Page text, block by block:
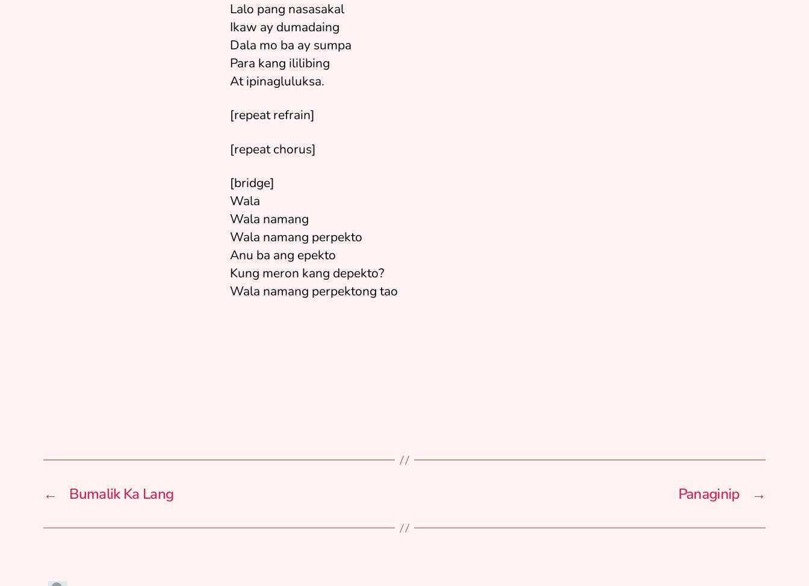
Lalo pang nasasakal
Ikaw ay dumadaing
Dala mo ba ay sumpa
Para kang ililibing
At ipinagluluksa.
[repeat refrain]
[repeat chorus]
[bridge]
Wala
Wala namang
Wala namang perpekto
Anu ba ang epekto
Kung meron kang depekto?
Wala namang perpektong tao
← Bumalik Ka Lang →
Panaginip